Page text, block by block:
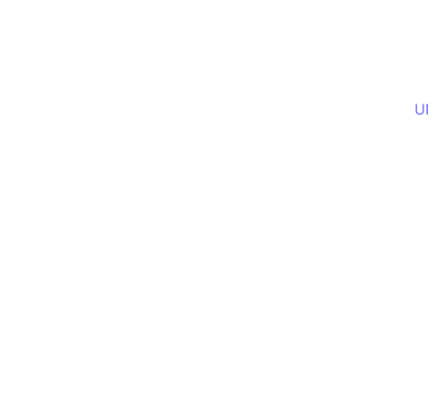
truyền thống (ẩm thực đặc
”Làng thiếu nhi” với những
Một bữa tiệc khiêu vũ sẽ
Thời gian : Từ 12h thứ bảy,
Địa điểm : Pavillon Baltard - 12
5 € vé trước ngày 25/01/2025